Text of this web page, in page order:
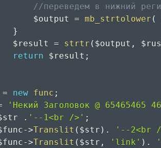
//переведем в нижний
$output
= mb_strtolower (
}
$result
= strtr ( $output , $rus
return
$result ;
= new func ;
'Некий Заголовок @ 65465465
. '--1<br />' ;
->Translit ( $str ) . '--2<br
->Translit ( $str , 'link' ) .